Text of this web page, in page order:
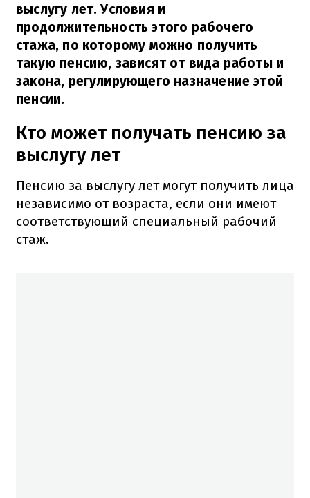
выслугу лет. Условия и
продолжительность этого рабочего
стажа, по которому можно получить
такую пенсию, зависят от вида работы и
закона, регулирующего назначение этой
пенсии.
Кто может получать пенсию за
выслугу лет
Пенсию за выслугу лет могут получить лица
независимо от возраста, если они имеют
соответствующий специальный рабочий
стаж.